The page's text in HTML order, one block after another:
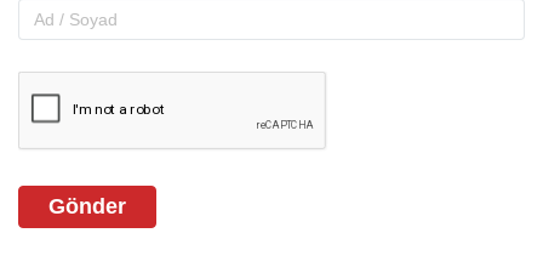
Gönder